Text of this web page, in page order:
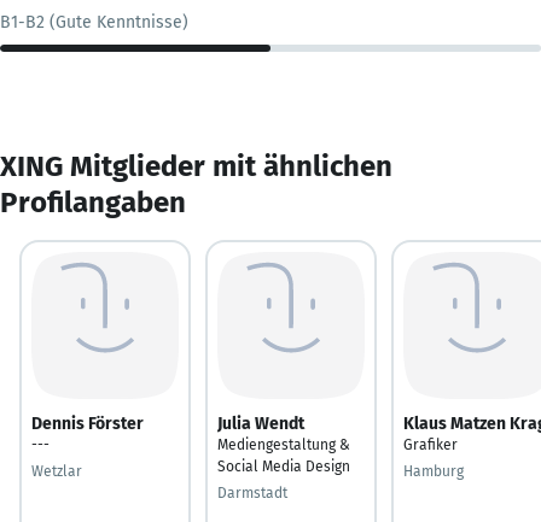
B1-B2 (Gute Kenntnisse)
XING Mitglieder mit ähnlichen
Profilangaben
Dennis Förster
---
Wetzlar
Julia Wendt
Mediengestaltung &
Social Media Design
Darmstadt
Klaus Matzen
Grafiker
Hamburg